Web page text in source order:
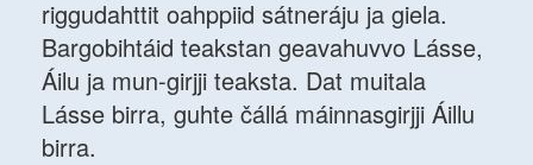
riggudahttit oahppiid sátneráju ja giela.
Bargobihtáid teakstan geavahuvvo Lásse,
Áilu ja mun-girjji teaksta. Dat muitala
Lásse birra, guhte čállá máinnasgirjji Áillu
birra.